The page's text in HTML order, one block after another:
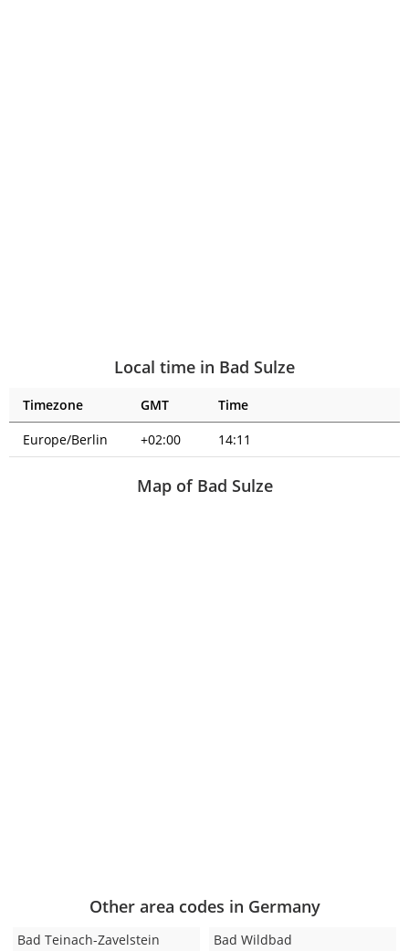
Local time in Bad Sulze
Timezone GMT
Time
Europe/Berlin
+02:00 14:11
Map of Bad Sulze
Other area codes in Germany
Bad Teinach-Zavelstein Bad Wildbad